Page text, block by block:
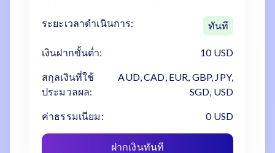
ระยะเวลาดำเนินการ: ทันที
เงินฝากขั้นต่ำ: 10 USD
สกุลเงินที่ใช้
ประมวลผล:
AUD, CAD, EUR, GBP, JPY,
SGD, USD
ค่าธรรมเนียม: 0 USD
ฝากเงินทันที